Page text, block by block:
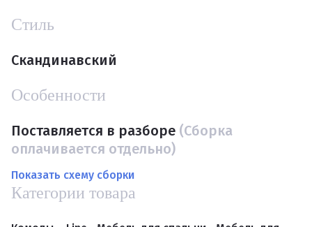
Стиль
Скандинавский
Особенности
Поставляется в разборе (Сборка
оплачивается отдельно)
Показать схему сборки
Категории товара